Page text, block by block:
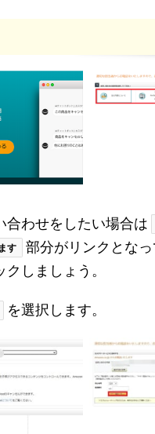
合わせをしたい場合は
す
部分がリンクとなっ
しましょう。
を選択します。